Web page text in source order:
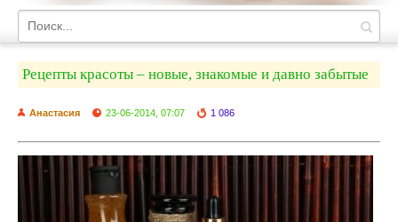
Рецепты красоты – новые, знакомые и давно забытые
Анастасия 23-06-2014, 07:07 1 086